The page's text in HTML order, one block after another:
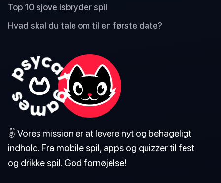
Top 10 sjove isbryder spil
Hvad skal du tale om til en første date?
✌️ Vores mission er at levere nyt og behageligt
indhold. Fra mobile spil, apps og quizzer til fest
og drikke spil. God fornøjelse!